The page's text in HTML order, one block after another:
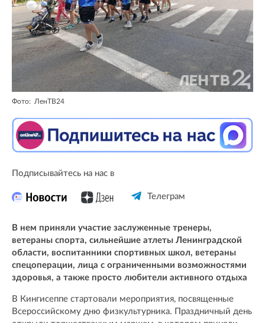
Фото: ЛенТВ24
Подписывайтесь на нас в
Телеграм
В нем приняли участие заслуженные тренеры,
ветераны спорта, сильнейшие атлеты Ленинградской
области, воспитанники спортивных школ, ветераны
спецоперации, лица с ограниченными возможностями
здоровья, а также просто любители активного отдыха
В Кингисеппе стартовали мероприятия, посвященные
Всероссийскому дню физкультурника. Праздничный день